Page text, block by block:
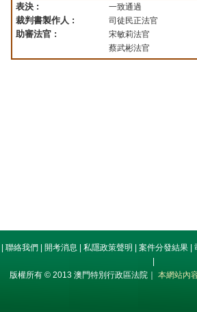
表決 : 一致通過
裁判書製作人 : 司徒民正法官
助審法官 :
宋敏莉法官
蔡武彬法官
聯絡我們 開考消息 私隱政策聲明 案件分發結果
版權所有 © 2013 澳門特別行政區法院｜ 本網站內